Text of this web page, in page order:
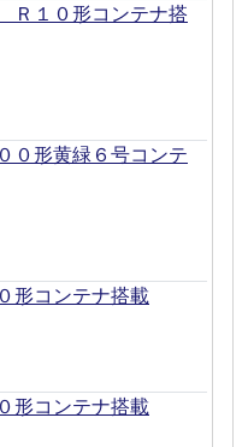
１０形コンテナ搭
形黄緑６号コンテ
コンテナ搭載
コンテナ搭載